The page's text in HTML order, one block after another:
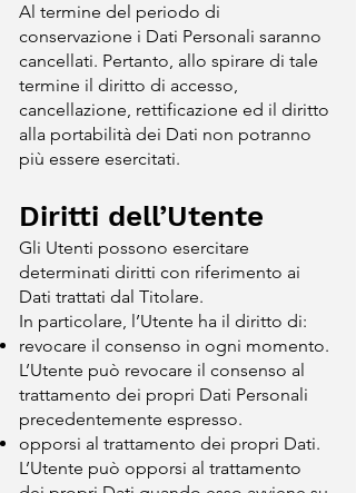
Al termine del periodo di
conservazione i Dati Personali saranno
cancellati. Pertanto, allo spirare di tale
termine il diritto di accesso,
cancellazione, rettificazione ed il diritto
alla portabilità dei Dati non potranno
più essere esercitati.
Diritti dell’Utente
Gli Utenti possono esercitare
determinati diritti con riferimento ai
Dati trattati dal Titolare.
In particolare, l’Utente ha il diritto di:
revocare il consenso in ogni momento.
L’Utente può revocare il consenso al
trattamento dei propri Dati Personali
precedentemente espresso.
opporsi al trattamento dei propri Dati.
L’Utente può opporsi al trattamento